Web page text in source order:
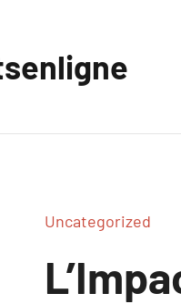
Uncategorized